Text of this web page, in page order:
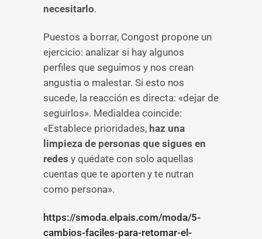
necesitarlo.
Puestos a borrar, Congost propone un
ejercicio: analizar si hay algunos
perfiles que seguimos y nos crean
angustia o malestar. Si esto nos
sucede, la reacción es directa: «dejar de
seguirlos». Medialdea coincide:
«Establece prioridades, haz una
limpieza de personas que sigues en
redes y quédate con solo aquellas
cuentas que te aporten y te nutran
como persona».
https://smoda.elpais.com/moda/5-
cambios-faciles-para-retomar-el-